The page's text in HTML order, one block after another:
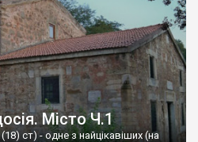
Місто Ч.1
ст) - одне з найцікавіших (на